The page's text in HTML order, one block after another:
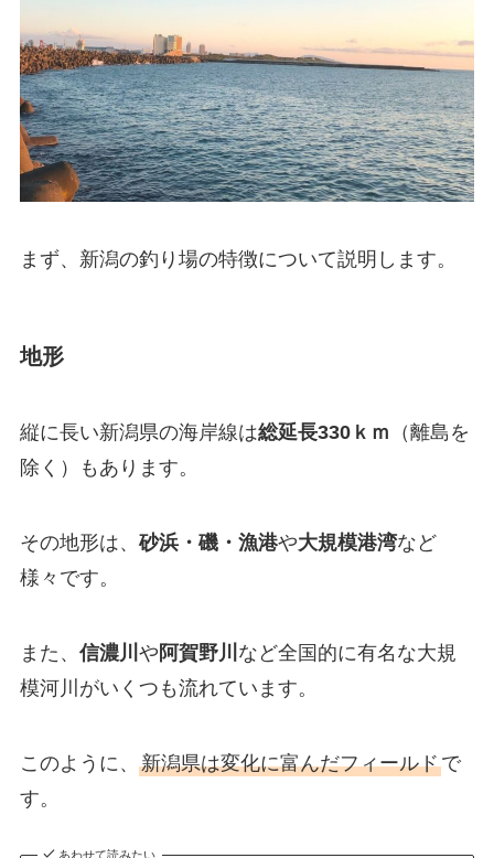
まず、新潟の釣り場の特徴について説明します。
地形
縦に長い新潟県の海岸線は総延長330ｋｍ （離島を
除く）もあります。
その地形は、砂浜・磯・漁港や大規模港湾など
様々です。
また、 信濃川 や 阿賀野川 など全国的に有名な大規
模河川がいくつも流れています。
このように、 新潟県は変化に富んだフィールドで
す。
あわせて読みたい